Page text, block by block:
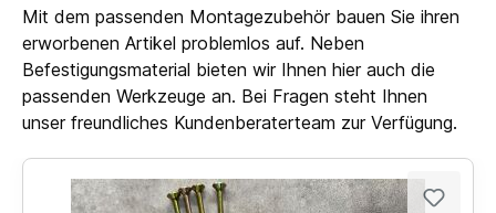
Mit dem passenden Montagezubehör bauen Sie ihren
erworbenen Artikel problemlos auf. Neben
Befestigungsmaterial bieten wir Ihnen hier auch die
passenden Werkzeuge an. Bei Fragen steht Ihnen
unser freundliches Kundenberaterteam zur Verfügung.